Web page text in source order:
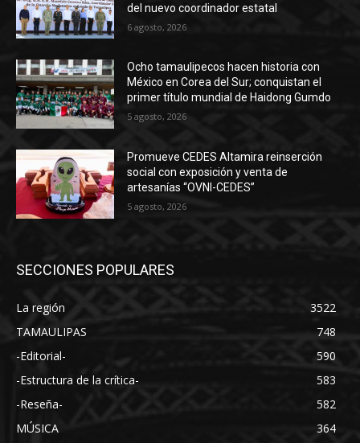
del nuevo coordinador estatal
6 agosto, 2026
Ocho tamaulipecos hacen historia con
México en Corea del Sur; conquistan el
primer título mundial de Haidong Gumdo
5 agosto, 2026
Promueve CEDES Altamira reinserción
social con exposición y venta de
artesanías “OVNI-CEDES”
5 agosto, 2026
SECCIONES POPULARES
La región
3522
TAMAULIPAS
748
-Editorial-
590
-Estructura de la crítica-
583
-Reseña-
582
MÚSICA
364